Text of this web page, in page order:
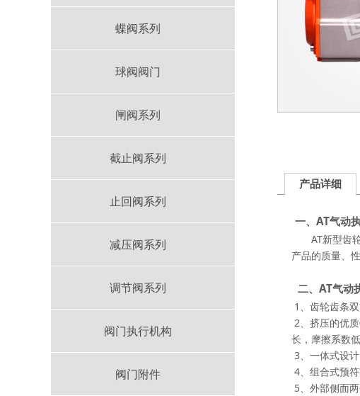
蝶阀系列
球阀阀门
闸阀系列
截止阀系列
止回阀系列
减压阀系列
调节阀系列
阀门执行机构
阀门附件
产品详细
一、AT气动
AT新型齿轮
产品的质量、
二、AT气动
1、齿轮齿条
2、挤压的优
长，摩擦系数低
3、一体式设
4、组合式预
5、外部侧面